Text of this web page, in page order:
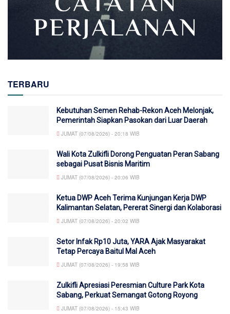
TERBARU
Kebutuhan Semen Rehab-Rekon Aceh Melonjak,
Pemerintah Siapkan Pasokan dari Luar Daerah
JUMAT (07/08/2026) - 20:18 WIB
Wali Kota Zulkifli Dorong Penguatan Peran Sabang
sebagai Pusat Bisnis Maritim
JUMAT (07/08/2026) - 20:06 WIB
Ketua DWP Aceh Terima Kunjungan Kerja DWP
Kalimantan Selatan, Pererat Sinergi dan Kolaborasi
JUMAT (07/08/2026) - 20:02 WIB
Setor Infak Rp10 Juta, YARA Ajak Masyarakat
Tetap Percaya Baitul Mal Aceh
JUMAT (07/08/2026) - 19:58 WIB
Zulkifli Apresiasi Peresmian Culture Park Kota
Sabang, Perkuat Semangat Gotong Royong
JUMAT (07/08/2026) - 15:43 WIB